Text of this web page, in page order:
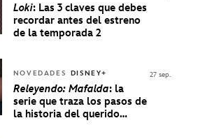
Loki: Las 3 claves que debes
recordar antes del estreno
de la temporada 2
NOVEDADES DISNEY+
Releyendo: Mafalda: la
serie que traza los pasos de
la historia del querido
27 sep.